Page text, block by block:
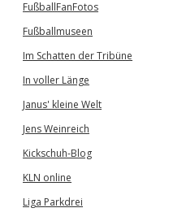
FußballFanFotos
Fußballmuseen
Im Schatten der Tribüne
In voller Länge
Janus' kleine Welt
Jens Weinreich
Kickschuh-Blog
KLN online
Liga Parkdrei